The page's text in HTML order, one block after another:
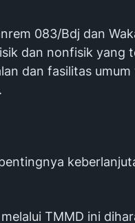
083/Bdj dan
dan nonfisik yang
dan fasilitas
TMMD ini